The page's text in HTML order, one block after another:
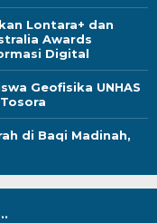
Lontara+ dan
Awards
Digital
Geofisika UNHAS
di Baqi Madinah,